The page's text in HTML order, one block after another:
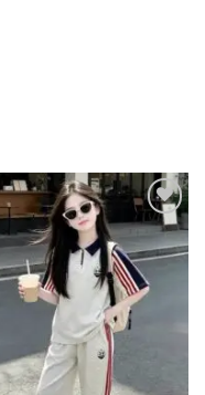
Add to
wishlist